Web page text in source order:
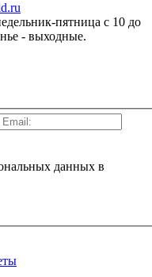
пятница с 10 до
- выходные.
данных в